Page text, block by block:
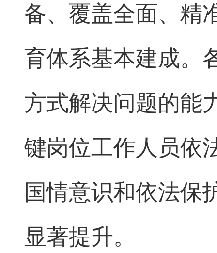
备、覆盖全面、精
育体系基本建成。
方式解决问题的能
键岗位工作人员依
国情意识和依法保
显著提升。